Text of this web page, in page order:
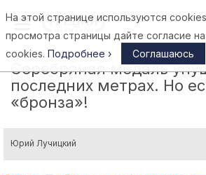
Серебряная медаль
последних метрах. Но
«бронза»!
Юрий Лучицкий
На этой странице используются
просмотра страницы дайте согласие
cookies. Подробнее › Соглашаюсь